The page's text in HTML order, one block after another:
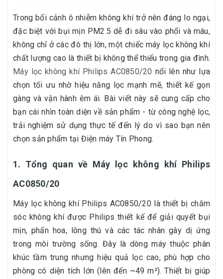
Trong bối cảnh ô nhiễm không khí trở nên đáng lo ngại,
đặc biệt với bụi mịn PM2.5 dễ đi sâu vào phổi và máu,
không chỉ ở các đô thị lớn, một chiếc máy lọc không khí
chất lượng cao là thiết bị không thể thiếu trong gia đình.
Máy lọc không khí Philips AC0850/20 nổi lên như lựa
chọn tối ưu nhờ hiệu năng lọc mạnh mẽ, thiết kế gọn
gàng và vận hành êm ái. Bài viết này sẽ cung cấp cho
bạn cái nhìn toàn diện về sản phẩm - từ công nghệ lọc,
trải nghiệm sử dụng thực tế đến lý do vì sao bạn nên
chọn sản phẩm tại Điện máy Tín Phong.
1. Tổng quan về Máy lọc không khí Philips
AC0850/20
Máy lọc không khí Philips AC0850/20 là thiết bị chăm
sóc không khí được Philips thiết kế để giải quyết bụi
mịn, phấn hoa, lông thú và các tác nhân gây dị ứng
trong môi trường sống. Đây là dòng máy thuộc phân
khúc tầm trung nhưng hiệu quả lọc cao, phù hợp cho
phòng có diện tích lớn (lên đến ~49 m²). Thiết bị giúp